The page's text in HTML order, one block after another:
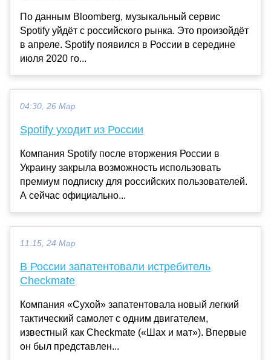
По данным Bloomberg, музыкальный сервис
Spotify уйдёт с российского рынка. Это произойдёт
в апреле. Spotify появился в России в середине
июля 2020 го...
04:30, 26 Мар
Spotify уходит из России
Компания Spotify после вторжения России в
Украину закрыла возможность использовать
премиум подписку для российских пользователей.
А сейчас официально...
11:15, 24 Мар
В России запатентовали истребитель
Checkmate
Компания «Сухой» запатентовала новый легкий
тактический самолет с одним двигателем,
известный как Checkmate («Шах и мат»). Впервые
он был представлен...